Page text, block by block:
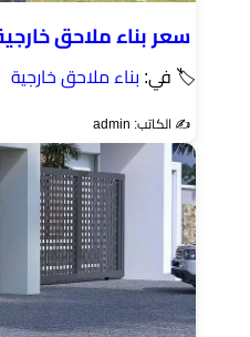
سعر بناء ملاحق
🏷 في: بناء ملاحق خارجية
✍️ الكاتب: admin